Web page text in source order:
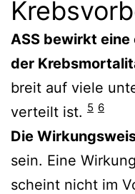
ASS bewirkt
der
breit auf viele
verteilt ist. 5 6
Die
sein. Eine
scheint nicht im